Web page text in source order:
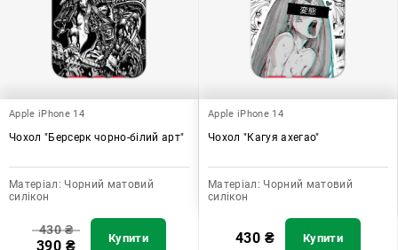
Apple iPhone 14
Чохол "Берсерк чорно-білий арт"
Матеріал: Чорний матовий
силікон
430₴
390 ₴ Купити
Apple iPhone 14
Чохол "Кагуя ахегао"
Матеріал: Чорний матовий
силікон
430 ₴ Купити